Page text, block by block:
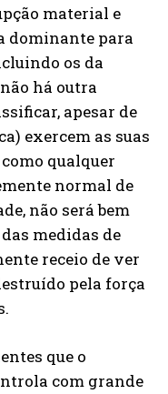
material e
dominante para
os da
há outra
apesar de
exercem as suas
qualquer
normal de
não será bem
medidas de
receio de ver
pela força
que o
com grande